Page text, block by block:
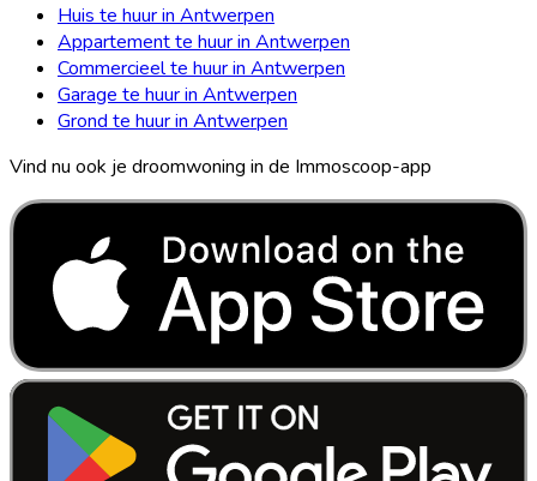
Huis te huur in Antwerpen
Appartement te huur in Antwerpen
Commercieel te huur in Antwerpen
Garage te huur in Antwerpen
Grond te huur in Antwerpen
Vind nu ook je droomwoning in de Immoscoop-app